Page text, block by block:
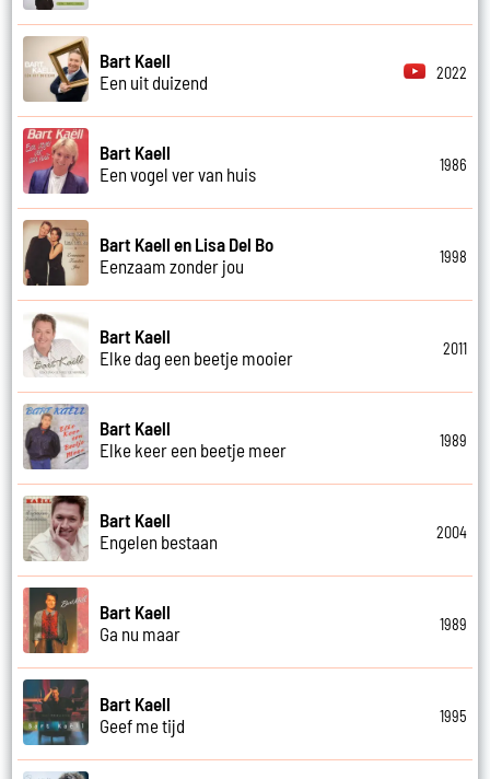
Bart Kaell
Een uit duizend
2022
Bart Kaell
Een vogel ver van huis
1986
Bart Kaell en Lisa Del Bo
Eenzaam zonder jou
1998
Bart Kaell
Elke dag een beetje mooier
2011
Bart Kaell
Elke keer een beetje meer
1989
Bart Kaell
Engelen bestaan
2004
Bart Kaell
Ga nu maar
1989
Bart Kaell
Geef me tijd
1995